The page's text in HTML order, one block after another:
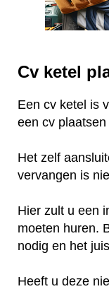
Cv ketel
Een cv ketel is
een cv
Het zelf
vervangen is
Hier zult u een
moeten huren.
nodig en het
Heeft u deze